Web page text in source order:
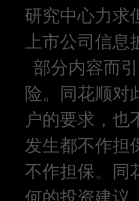
研究中心力求
上市公司信
部分内容而
险。同花顺对
户的要求，也
发生都不作担
不作担保。同